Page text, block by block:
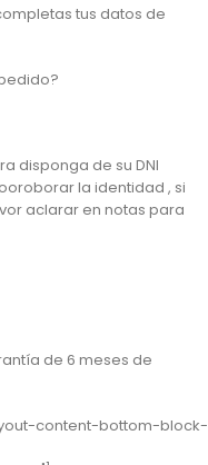
tus datos de
disponga de su DNI
la identidad , si
aclarar en notas para
de 6 meses de
content-bottom-block-